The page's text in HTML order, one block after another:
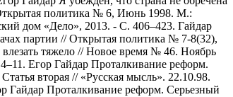
политика № 6, Июнь 1998. М.:
дом «Дело», 2013. - С. 406–423. Гайдар
партии // Открытая политика № 7-8(32),
тяжело // Новое время № 46. Ноябрь
Егор Гайдар Проталкивание реформ.
вторая // «Русская мысль». 22.10.98.
Гайдар Проталкивание реформ. Серьезный